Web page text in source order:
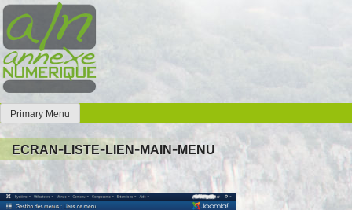
Skip
to
content
Annexe Numérique
Faites l'expérience de la simplicité
Primary Menu
ecran-liste-lien-main-menu